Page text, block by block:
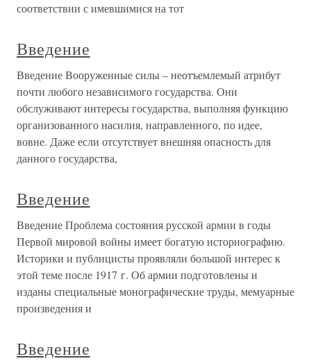
соответствии с имевшимися на тот
Введение
Введение Вооруженные силы – неотъемлемый атрибут
почти любого независимого государства. Они
обслуживают интересы государства, выполняя функцию
организованного насилия, направленного, по идее,
вовне. Даже если отсутствует внешняя опасность для
данного государства,
Введение
Введение Проблема состояния русской армии в годы
Первой мировой войны имеет богатую историографию.
Историки и публицисты проявляли большой интерес к
этой теме после 1917 г. Об армии подготовлены и
изданы специальные монографические труды, мемуарные
произведения и
Введение